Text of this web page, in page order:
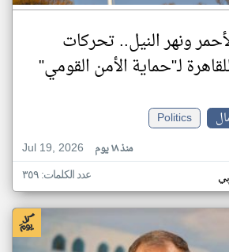
ونهر النيل.. تحركات
لـ"حماية الأمن القومي"
Politics
Jul 19, 2026
منذ ١٨ يوم
عدد الكلمات: ٣٥٩